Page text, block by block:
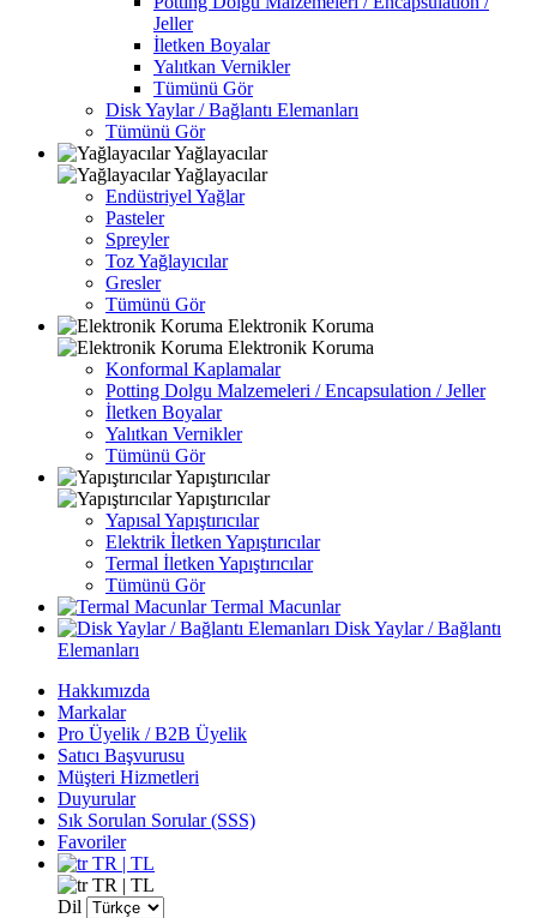
Jeller
İletken Boyalar
Yalıtkan Vernikler
Tümünü Gör
Disk Yaylar / Bağlantı Elemanları
Tümünü Gör
Yağlayacılar
Yağlayacılar
Endüstriyel Yağlar
Pasteler
Spreyler
Toz Yağlayıcılar
Gresler
Tümünü Gör
Elektronik Koruma
Elektronik Koruma
Konformal Kaplamalar
Potting Dolgu Malzemeleri / Encapsulation / Jeller
İletken Boyalar
Yalıtkan Vernikler
Tümünü Gör
Yapıştırıcılar
Yapıştırıcılar
Yapısal Yapıştırıcılar
Elektrik İletken Yapıştırıcılar
Termal İletken Yapıştırıcılar
Tümünü Gör
Termal Macunlar
Disk Yaylar / Bağlantı
Elemanları
Hakkımızda
Markalar
Pro Üyelik / B2B Üyelik
Satıcı Başvurusu
Müşteri Hizmetleri
Duyurular
Sık Sorulan Sorular (SSS)
Favoriler
TR | TL
TR | TL
Dil